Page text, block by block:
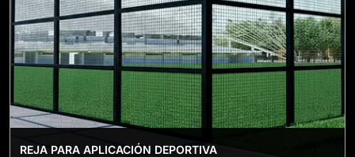
REJA PARA APLICACIÓN DEPORTIVA